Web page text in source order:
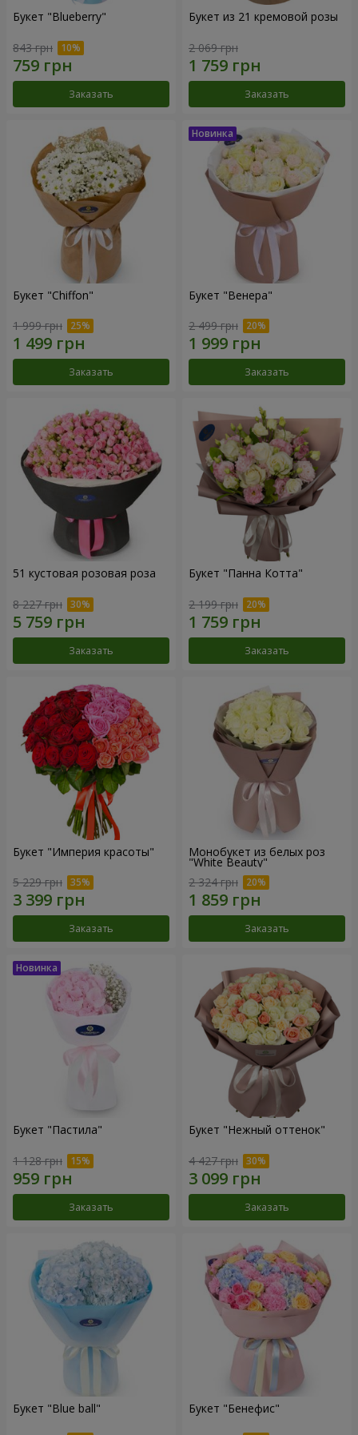
Букет "Blueberry"
843 грн
Заказать
Букет из 21 кремовой розы
2 069 грн
Заказать
Букет "Chiffon"
1 999 грн
Заказать
Букет "Венера"
2 499 грн
Заказать
51 кустовая розовая роза
8 227 грн
Заказать
Букет "Панна Котта"
2 199 грн
Заказать
Букет "Империя красоты"
5 229 грн
Заказать
Монобукет из белых роз
"White Beauty"
2 324 грн
Заказать
Букет "Пастила"
1 128 грн
Заказать
Букет "Нежный оттенок"
4 427 грн
Заказать
Букет "Blue ball" Букет "Бенефис"